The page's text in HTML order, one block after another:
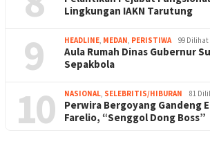
Lingkungan IAKN Tarutung
9 HEADLINE MEDAN PERISTIWA 99 Dilihat
Aula Rumah Dinas Gubernur
Sepakbola
10 NASIONAL SELEBRITIS/HIBURAN 81
Perwira Bergoyang Gandeng
Farelio, “Senggol Dong Boss”